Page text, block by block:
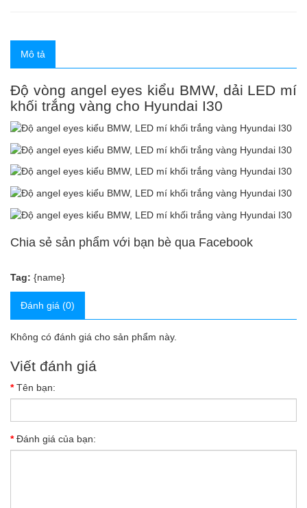
Mô tả
Độ vòng angel eyes kiểu BMW, dải LED mí
khối trắng vàng cho Hyundai I30
Chia sẻ sản phẩm với bạn bè qua Facebook
Tag: {name}
Đánh giá (0)
Không có đánh giá cho sản phẩm này.
Viết đánh giá
Tên bạn:
Đánh giá của bạn: